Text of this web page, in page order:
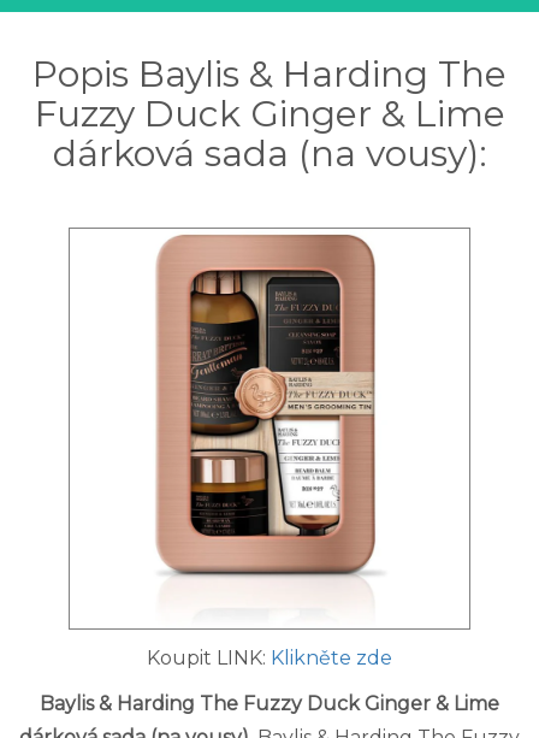
Popis Baylis & Harding The
Fuzzy Duck Ginger & Lime
dárková sada (na vousy):
Koupit LINK: Klikněte zde
Baylis & Harding The Fuzzy Duck Ginger & Lime